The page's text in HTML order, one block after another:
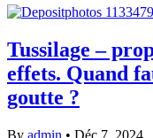
Tussilage –
effets. Quand
goutte ?
By admin • Déc 7, 2024